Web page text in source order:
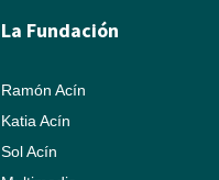
La Fundación
Ramón Acín
Katia Acín
Sol Acín